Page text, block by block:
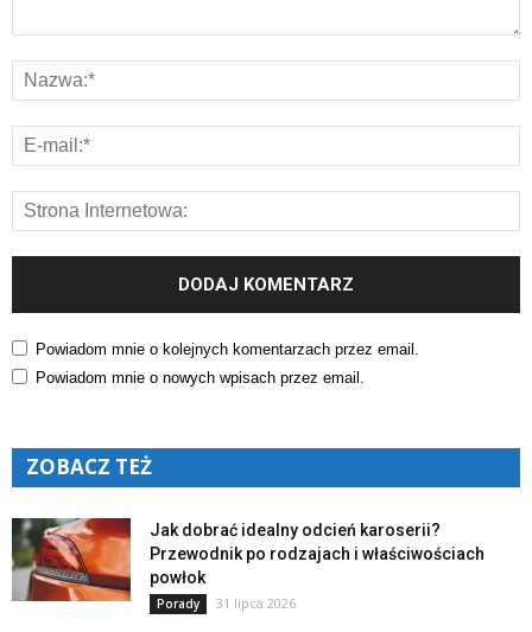
Powiadom mnie o kolejnych komentarzach przez email.
Powiadom mnie o nowych wpisach przez email.
ZOBACZ TEŻ
Jak dobrać idealny odcień karoserii?
Przewodnik po rodzajach i właściwościach
powłok
Porady 31 lipca 2026